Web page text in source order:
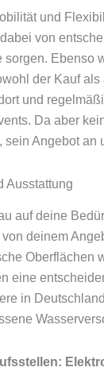
und
von
Ebenso
der Kauf
und
Da aber
sein Angebot
Ausstattung
auf deine
deinem
Oberflächen
eine
in